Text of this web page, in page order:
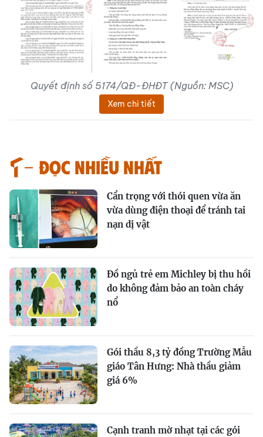
Quyết định số 5174/QĐ-ĐHĐT (Nguồn: MSC)
Xem chi tiết
Đọc nhiều nhất
Cẩn trọng với thói quen vừa ăn
vừa dùng điện thoại để tránh tai
nạn dị vật
Đồ ngủ trẻ em Michley bị thu hồi
do không đảm bảo an toàn cháy
nổ
Gói thầu 8,3 tỷ đồng Trường Mẫu
giáo Tân Hưng: Nhà thầu giảm
giá 6%
Cạnh tranh mờ nhạt tại các gói